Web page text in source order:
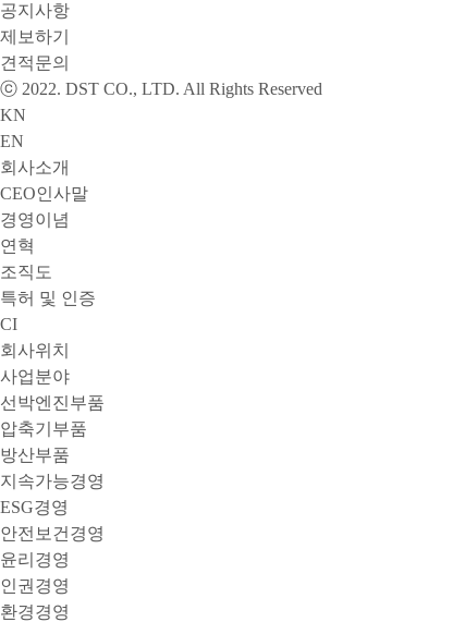
공지사항
제보하기
견적문의
ⓒ 2022. DST CO., LTD. All Rights Reserved
KN
EN
회사소개
CEO인사말
경영이념
연혁
조직도
특허 및 인증
CI
회사위치
사업분야
선박엔진부품
압축기부품
방산부품
지속가능경영
ESG경영
안전보건경영
윤리경영
인권경영
환경경영